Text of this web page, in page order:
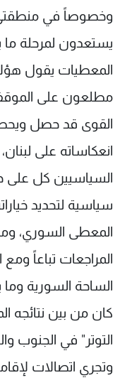
وخصوصاً في منطقتي
يستعدون لمرحلة
المعطيات يقول
مطلعون على الموقف
القوى قد حصل
انعكاساته على
السياسيين كل على
سياسية لتحديد
المعطى السوري،
المراجعات تباعاً
الساحة السورية
كان من بين
التوتر" في
وتجري اتصالات
جدول البرامج
شاهد البرامج
الترددات
الإنـتـاج